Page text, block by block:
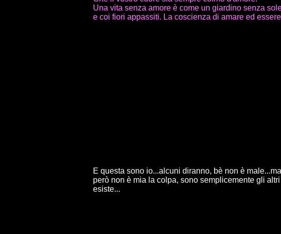
Una vita senza amore è come un giardino senza
e coi fiori appassiti. La coscienza di amare ed
E questa sono io...alcuni diranno, bè non è
però non è mia la colpa, sono semplicemente gli
esiste...